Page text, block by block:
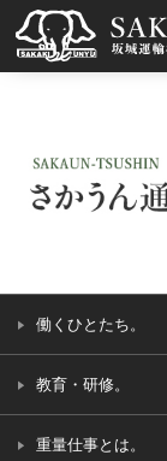
働くひとたち。
教育・研修。
重量仕事とは。